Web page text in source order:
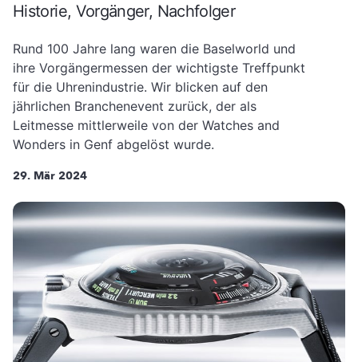
Historie, Vorgänger, Nachfolger
Rund 100 Jahre lang waren die Baselworld und
ihre Vorgängermessen der wichtigste Treffpunkt
für die Uhrenindustrie. Wir blicken auf den
jährlichen Branchenevent zurück, der als
Leitmesse mittlerweile von der Watches and
Wonders in Genf abgelöst wurde.
29. Mär 2024